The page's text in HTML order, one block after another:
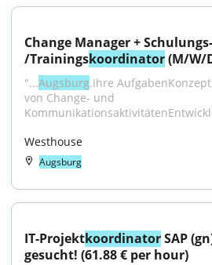
Change Manager + Schulungs-
/Trainingskoordinator (M/W/
"...Augsburg.Ihre
von Change- und
Westhouse
Augsburg
IT-Projektkoordinator SAP
gesucht! (61.88 € per hour)